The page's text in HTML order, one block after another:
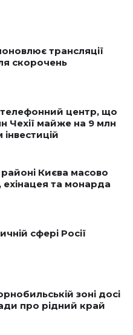
трансляції
скорочень
центр, що
Чехії майже на 9 млн
Києва масово
ехінацея та монарда
сфері Росії
зоні досі
про рідний край